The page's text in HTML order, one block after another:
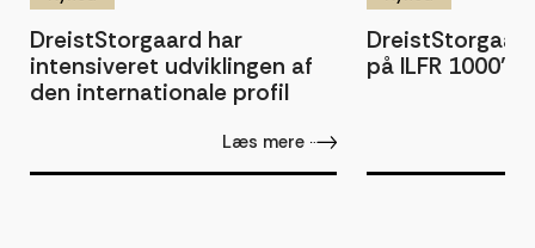
DreistStorgaard har
intensiveret udviklingen af
den internationale profil
Læs mere
på ILFR